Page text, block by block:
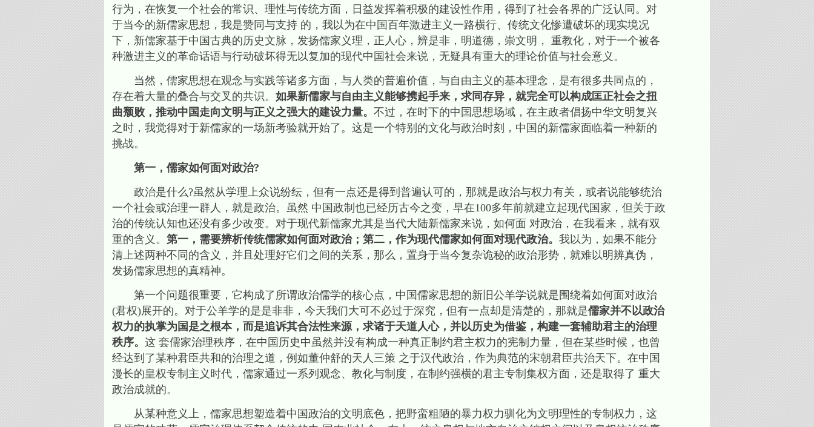
行为，在恢复一个社会的常识、理性与传统方面，日益发挥着积极的建设性作用，得到了社会各界的广泛认同。对
于当今的新儒家思想，我是赞同与支持 的，我以为在中国百年激进主义一路横行、传统文化惨遭破坏的现实境况
下，新儒家基于中国古典的历史文脉，发扬儒家义理，正人心，辨是非，明道德，崇文明， 重教化，对于一个被各
种激进主义的革命话语与行动破坏得无以复加的现代中国社会来说，无疑具有重大的理论价值与社会意义。
当然，儒家思想在观念与实践等诸多方面，与人类的普遍价值，与自由主义的基本理念，是有很多共同点的，
存在着大量的叠合与交叉的共识。 如果新儒家与自由主义能够携起手来，求同存异，就完全可以构成匡正社会之扭
曲颓败，推动中国走向文明与正义之强大的建设力量。 不过，在时下的中国思想场域，在主政者倡扬中华文明复兴
之时，我觉得对于新儒家的一场新考验就开始了。这是一个特别的文化与政治时刻，中国的新儒家面临着一种新的
挑战。
第一，儒家如何面对政治?
政治是什么?虽然从学理上众说纷纭，但有一点还是得到普遍认可的，那就是政治与权力有关，或者说能够统治
一个社会或治理一群人，就是政治。虽然 中国政制也已经历古今之变，早在100多年前就建立起现代国家，但关于政
治的传统认知也还没有多少改变。对于现代新儒家尤其是当代大陆新儒家来说，如何面 对政治，在我看来，就有双
重的含义。 第一，需要辨析传统儒家如何面对政治；第二，作为现代儒家如何面对现代政治。 我以为，如果不能分
清上述两种不同的含义，并且处理好它们之间的关系，那么，置身于当今复杂诡秘的政治形势，就难以明辨真伪，
发扬儒家思想的真精神。
第一个问题很重要，它构成了所谓政治儒学的核心点，中国儒家思想的新旧公羊学说就是围绕着如何面对政治
(君权)展开的。对于公羊学的是是非非，今天我们大可不必过于深究，但有一点却是清楚的，那就是儒家并不以政治
权力的执掌为国是之根本，而是追诉其合法性来源，求诸于天道人心，并以历史为借鉴，构建一套辅助君主的治理
秩序。 这 套儒家治理秩序，在中国历史中虽然并没有构成一种真正制约君主权力的宪制力量，但在某些时候，也曾
经达到了某种君臣共和的治理之道，例如董仲舒的天人三策 之于汉代政治，作为典范的宋朝君臣共治天下。在中国
漫长的皇权专制主义时代，儒家通过一系列观念、教化与制度，在制约强横的君主专制集权方面，还是取得了 重大
政治成就的。
从某种意义上，儒家思想塑造着中国政治的文明底色，把野蛮粗陋的暴力权力驯化为文明理性的专制权力，这